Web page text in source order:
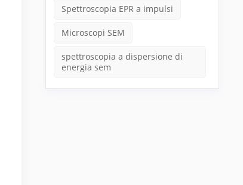
Spettroscopia EPR a impulsi
Microscopi SEM
spettroscopia a dispersione di
energia sem